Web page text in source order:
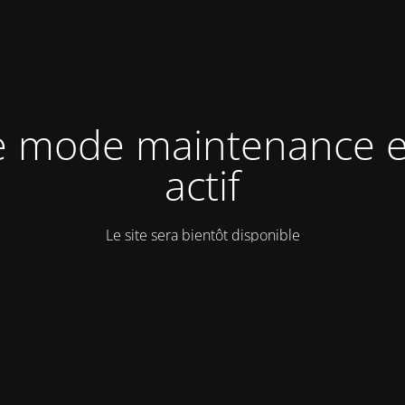
mode maintenance
actif
Le site sera bientôt disponible